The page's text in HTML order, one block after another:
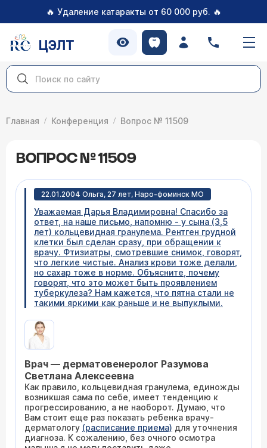
🔥 Удаление катаракты от 60 000 руб. 🔥
ЦЭЛТ
Главная Конференция Вопрос № 11509
ВОПРОС № 11509
22.01.2004 Ольга, 27 лет, Наро-фоминск МО
Уважаемая Дарья Владимировна! Спасибо за
ответ, на наше письмо, напомню - у сына (3,5
лет) кольцевидная гранулема. Рентген грудной
клетки был сделан сразу, при обращении к
врачу. Фтизиатры, смотревшие снимок, говорят,
что легкие чистые. Анализ крови тоже делали,
но сахар тоже в норме. Объясните, почему
говорят, что это может быть проявлением
туберкулеза? Нам кажется, что пятна стали не
такими яркими как раньше и не выпуклыми.
Врач — дерматовенеролог Разумова
Светлана Алексеевна
Как правило, кольцевидная гранулема, единожды
возникшая сама по себе, имеет тенденцию к
прогрессированию, а не наоборот. Думаю, что
Вам стоит еще раз показать ребенка врачу-
дерматологу (расписание приема) для уточнения
диагноза. К сожалению, без очного осмотра